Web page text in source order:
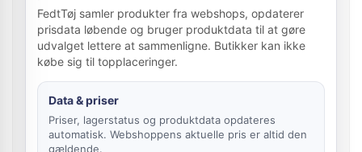
FedtTøj samler produkter fra webshops, opdaterer
prisdata løbende og bruger produktdata til at gøre
udvalget lettere at sammenligne. Butikker kan ikke
købe sig til topplaceringer.
Data & priser
Priser, lagerstatus og produktdata opdateres
automatisk. Webshoppens aktuelle pris er altid den
gældende.